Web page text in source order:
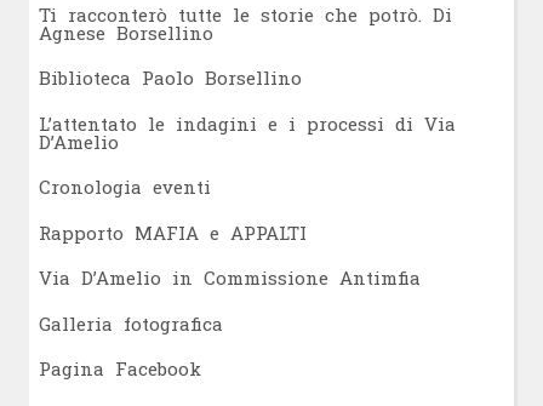
Ti racconterò tutte le storie che potrò. Di
Agnese Borsellino
Biblioteca Paolo Borsellino
L’attentato le indagini e i processi di Via
D’Amelio
Cronologia eventi
Rapporto MAFIA e APPALTI
Via D’Amelio in Commissione Antimfia
Galleria fotografica
Pagina Facebook